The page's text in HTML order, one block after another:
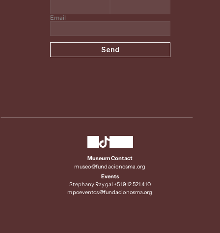
Email
Send
Museum Contact
museo@fundacionosma.org
Events
Stephany Raygal +51 912 521 410
mpoeventos@fundacionosma.org